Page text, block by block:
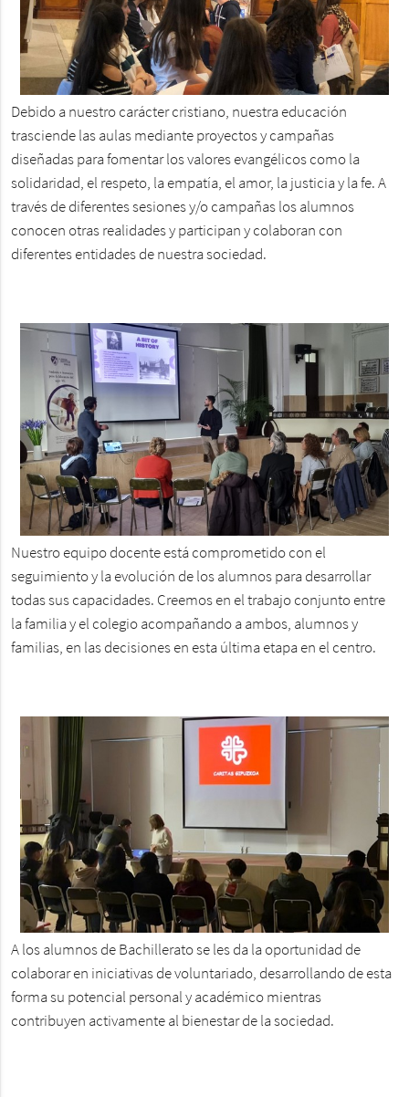
Debido a nuestro carácter cristiano, nuestra educación
trasciende las aulas mediante proyectos y campañas
diseñadas para fomentar los valores evangélicos como la
solidaridad, el respeto, la empatía, el amor, la justicia y la fe. A
través de diferentes sesiones y/o campañas los alumnos
conocen otras realidades y participan y colaboran con
diferentes entidades de nuestra sociedad.
Nuestro equipo docente está comprometido con el
seguimiento y la evolución de los alumnos para desarrollar
todas sus capacidades. Creemos en el trabajo conjunto entre
la familia y el colegio acompañando a ambos, alumnos y
familias, en las decisiones en esta última etapa en el centro.
A los alumnos de Bachillerato se les da la oportunidad de
colaborar en iniciativas de voluntariado, desarrollando de esta
forma su potencial personal y académico mientras
contribuyen activamente al bienestar de la sociedad.